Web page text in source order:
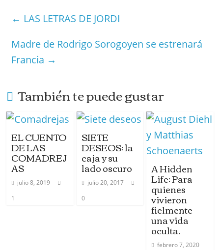
b
o
o
k
dI
n
st A
p
p e tir
← LAS LETRAS DE JORDI
Madre de Rodrigo Sorogoyen se estrenará
Francia →
También te puede gustar
EL CUENTO
DE LAS
COMADREJ
AS
julio 8, 2019
1
SIETE
DESEOS: la
caja y su
lado oscuro
julio 20, 2017
0
A Hidden
Life: Para
quienes
vivieron
fielmente
una vida
oculta.
febrero 7, 2020